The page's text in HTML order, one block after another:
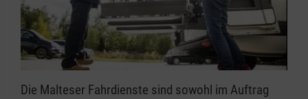
Die Malteser Fahrdienste sind sowohl im Auftrag